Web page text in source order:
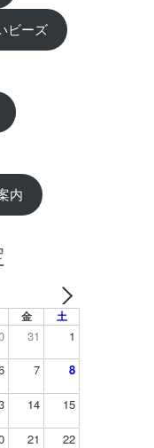
ビーズ
内
金 土
31 1
7 8
14 15
21 22